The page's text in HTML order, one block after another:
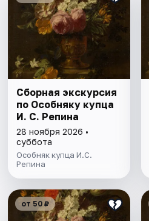
Сборная экскурсия
по Особняку купца
И. С. Репина
28 ноября 2026 •
суббота
Особняк купца И.С.
Репина
от 50 ₽